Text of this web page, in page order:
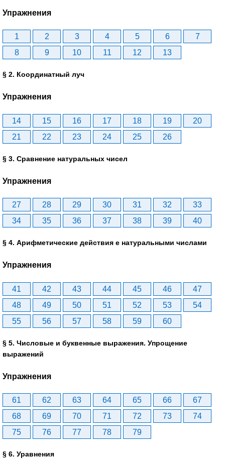
Упражнения
1 2 3 4 5 6
7
8
9 10 11 12 13
§ 2. Координатный луч
Упражнения
14 15 16 17 18 19
20
21
22 23 24 25 26
§ 3. Сравнение натуральных чисел
Упражнения
27 28 29 30 31 32
33
34
35 36 37 38 39 40
§ 4. Арифметические действия е натуральными числами
Упражнения
41 42 43 44 45 46
47
48
49 50 51 52 53
54
55
56 57 58 59 60
§ 5. Числовые и буквенные выражения. Упрощение
выражений
Упражнения
61 62 63 64 65 66
67
68
69 70 71 72 73
74
75
76 77 78 79
§ 6. Уравнения